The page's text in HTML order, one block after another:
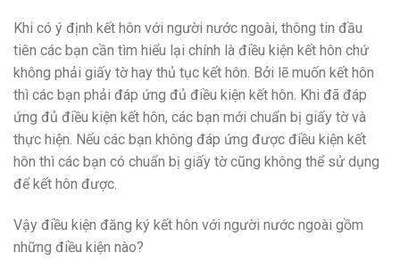
Khi có ý định kết hôn với người nước ngoài, thông tin đầu
tiên các bạn cần tìm hiểu lại chính là điều kiện kết hôn chứ
không phải giấy tờ hay thủ tục kết hôn. Bởi lẽ muốn kết hôn
thì các bạn phải đáp ứng đủ điều kiện kết hôn. Khi đã đáp
ứng đủ điều kiện kết hôn, các bạn mới chuẩn bị giấy tờ và
thực hiện. Nếu các bạn không đáp ứng được điều kiện kết
hôn thì các bạn có chuẩn bị giấy tờ cũng không thể sử dụng
để kết hôn được.
Vậy điều kiện đăng ký kết hôn với người nước ngoài gồm
những điều kiện nào?